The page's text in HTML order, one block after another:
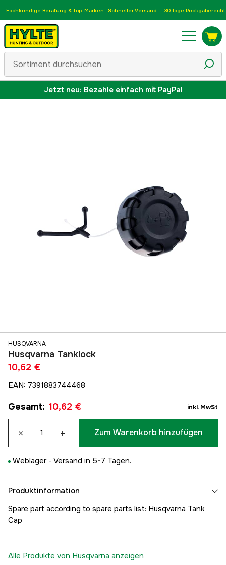
Fachkundige Beratung & Top-Marken Schneller Versand 30 Tage Rückgaberecht
Jetzt neu: Bezahle einfach mit PayPal
HUSQVARNA
Husqvarna Tanklock
10,62 €
EAN: 7391883744468
Gesamt: 10,62 € inkl. MwSt
× + Zum Warenkorb hinzufügen
Weblager - Versand in 5-7 Tagen.
Produktinformation
Spare part according to spare parts list: Husqvarna Tank
Cap
Alle Produkte von Husqvarna anzeigen